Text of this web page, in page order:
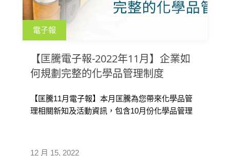
電子報
【匡騰電子報-2022年11月】企業如
何規劃完整的化學品管理制度
12 月 15, 2022
【匡騰11月電子報】本月匡騰為您帶來化學品管
理相關新知及活動資訊，包含10月份化學品管理
管理制度、 SDS編寫實戰培訓課程。此外，也向